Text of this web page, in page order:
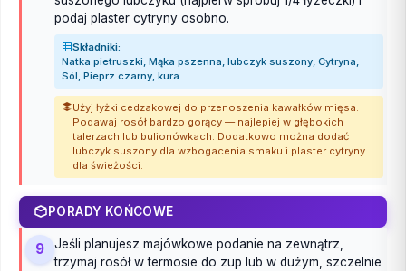
podaj plaster cytryny osobno.
Składniki:
Natka pietruszki, Mąka pszenna, lubczyk suszony, Cytryna,
Sól, Pieprz czarny, kura
Użyj łyżki cedzakowej do przenoszenia kawałków mięsa.
Podawaj rosół bardzo gorący — najlepiej w głębokich
talerzach lub bulionówkach. Dodatkowo można dodać
lubczyk suszony dla wzbogacenia smaku i plaster cytryny
dla świeżości.
PORADY KOŃCOWE
9
Jeśli planujesz majówkowe podanie na zewnątrz,
trzymaj rosół w termosie do zup lub w dużym, szczelnie